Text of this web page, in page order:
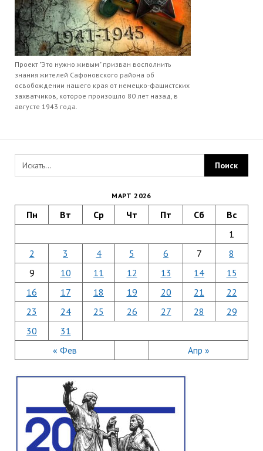
Проект "Это нужно живым" призван восполнить
знания жителей Сафоновского района об
освобождении нашего края от немецко-фашистских
захватчиков, которое произошло 80 лет назад, в
августе 1943 года.
МАРТ 2026
Пн Вт Ср Чт Пт Сб Вс
« Фев Апр »
1
2
3 4 5 6 7
8
9
10 11 12 13 14
15
16
17 18 19 20 21
22
23
24 25 26 27 28
29
30
31